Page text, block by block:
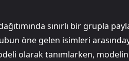
sınırlı bir grupla
öne gelen isimleri
olarak tanımlarken, modelin